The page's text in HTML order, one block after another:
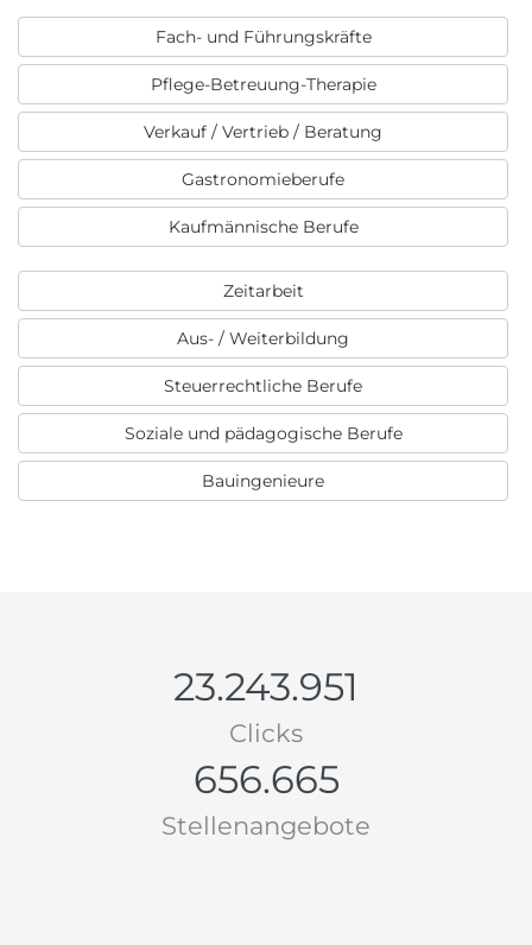
Fach- und Führungskräfte
Pflege-Betreuung-Therapie
Verkauf / Vertrieb / Beratung
Gastronomieberufe
Kaufmännische Berufe
Zeitarbeit
Aus- / Weiterbildung
Steuerrechtliche Berufe
Soziale und pädagogische Berufe
Bauingenieure
23.243.951
Clicks
656.665
Stellenangebote